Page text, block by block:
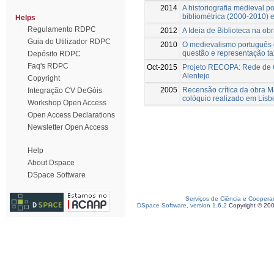
Helps
Regulamento RDPC
Guia do Utilizador RDPC
Depósito RDPC
Faq's RDPC
Copyright
Integração CV DeGóis
Workshop Open Access
Open Access Declarations
Newsletter Open Access
Help
About Dspace
DSpace Software
2014 A historiografia medieval
bibliométrica (2000-2010)
2012
A Ideia de Biblioteca na
2010 O medievalismo
questão e representação
Oct-2015
Projeto RECOPA: Rede
Alentejo
2005
Recensão crítica da obra
colóquio realizado em
Serviços de Ciência e
DSpace Software, version 1.6.2 Copyright ©